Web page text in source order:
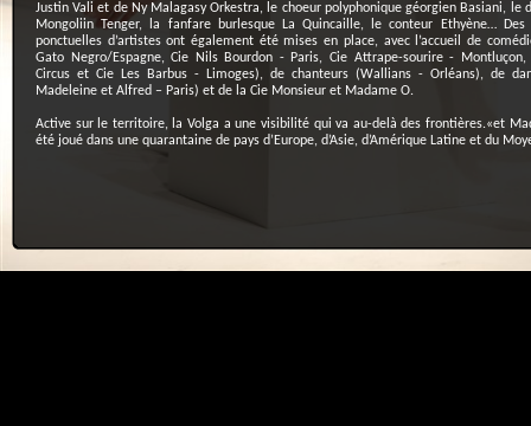
Justin Vali et de Ny Malagasy Orkestra, le choeur polyphonique géorgien Basiani, le
Mongoliin Tenger, la fanfare burlesque La Quincaille, le conteur Ethyène… Des
ponctuelles d’artistes ont également été mises en place, avec l’accueil de
Gato Negro/Espagne, Cie Nils Bourdon - Paris, Cie Attrape-sourire - Montluçon,
Circus et Cie Les Barbus - Limoges), de chanteurs (Wallians - Orléans), de
Madeleine et Alfred – Paris) et de la Cie Monsieur et Madame O.
Active sur le territoire, la Volga a une visibilité qui va au-delà des frontières.«et
été joué dans une quarantaine de pays d’Europe, d’Asie, d’Amérique Latine et du